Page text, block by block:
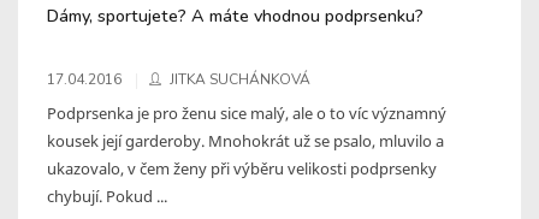
Dámy, sportujete? A máte vhodnou podprsenku?
17.04.2016 JITKA SUCHÁNKOVÁ
Podprsenka je pro ženu sice malý, ale o to víc významný
kousek její garderoby. Mnohokrát už se psalo, mluvilo a
ukazovalo, v čem ženy při výběru velikosti podprsenky
chybují. Pokud ...